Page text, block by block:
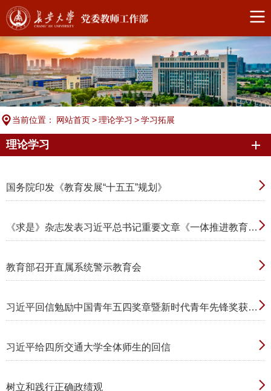
当前位置： 网站首页>理论学习 >学习拓展
理论学习
国务院印发《教育发展“十五五”规划》
《求是》杂志发表习近平总书记重要文章《一体推进教育科技人才发展》
教育部召开直属系统警示教育会
习近平回信勉励中国青年五四奖章暨新时代青年先锋奖获奖者代表：胸怀远大理想矢志拼搏奋斗 带动广大青年...
习近平给四所交通大学全体师生的回信
树立和践行正确政绩观